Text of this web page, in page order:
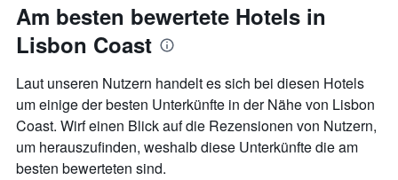
Am besten bewertete Hotels in
Lisbon Coast
Laut unseren Nutzern handelt es sich bei diesen Hotels
um einige der besten Unterkünfte in der Nähe von Lisbon
Coast. Wirf einen Blick auf die Rezensionen von Nutzern,
um herauszufinden, weshalb diese Unterkünfte die am
besten bewerteten sind.